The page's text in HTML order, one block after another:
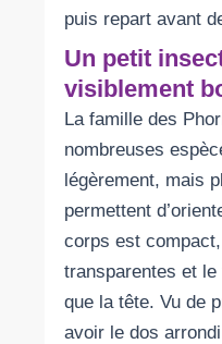
puis repart avant
Un petit
visiblement
La famille des
nombreuses
légèrement, mais
permettent
corps est
transparentes et
que la tête. Vu de
avoir le dos